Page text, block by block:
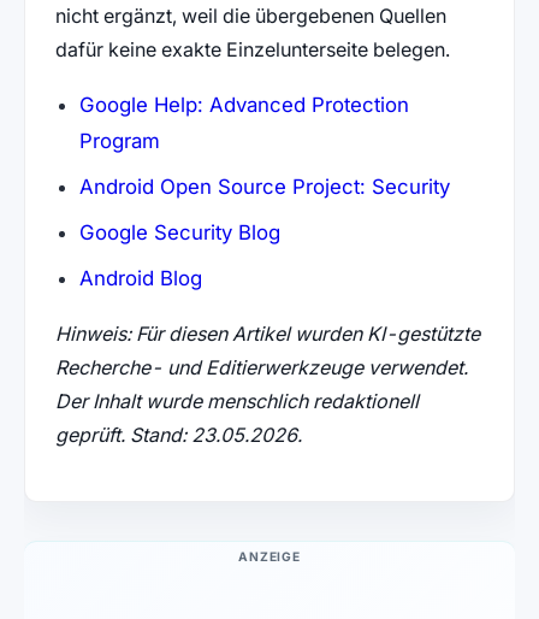
nicht ergänzt, weil die übergebenen Quellen
dafür keine exakte Einzelunterseite belegen.
Google Help: Advanced Protection
Program
Android Open Source Project: Security
Google Security Blog
Android Blog
Hinweis: Für diesen Artikel wurden KI-gestützte
Recherche- und Editierwerkzeuge verwendet.
Der Inhalt wurde menschlich redaktionell
geprüft. Stand: 23.05.2026.
ANZEIGE